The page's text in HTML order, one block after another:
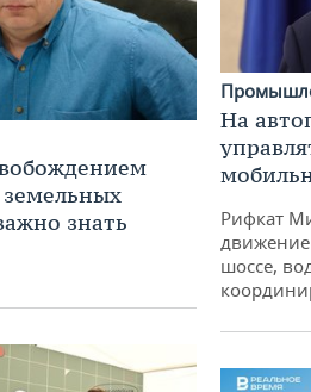
знать
На
Рифкат
движение
шоссе,